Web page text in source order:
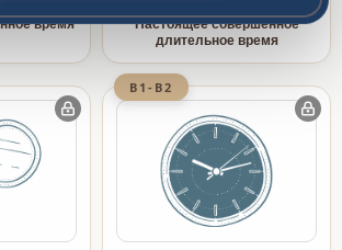
время
Настоящее совершенное
длительное время
B1-B2